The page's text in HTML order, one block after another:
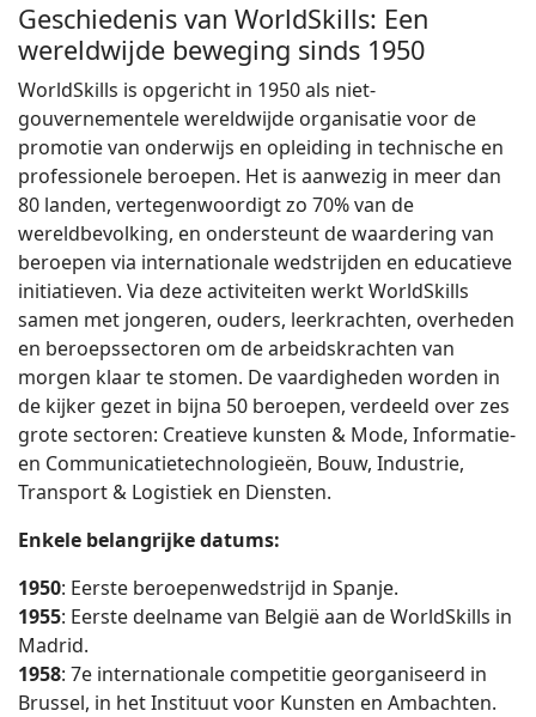
Geschiedenis van WorldSkills: Een
wereldwijde beweging sinds 1950
WorldSkills is opgericht in 1950 als niet-
gouvernementele wereldwijde organisatie voor de
promotie van onderwijs en opleiding in technische en
professionele beroepen. Het is aanwezig in meer dan
80 landen, vertegenwoordigt zo 70% van de
wereldbevolking, en ondersteunt de waardering van
beroepen via internationale wedstrijden en educatieve
initiatieven. Via deze activiteiten werkt WorldSkills
samen met jongeren, ouders, leerkrachten, overheden
en beroepssectoren om de arbeidskrachten van
morgen klaar te stomen. De vaardigheden worden in
de kijker gezet in bijna 50 beroepen, verdeeld over zes
grote sectoren: Creatieve kunsten & Mode, Informatie-
en Communicatietechnologieën, Bouw, Industrie,
Transport & Logistiek en Diensten.
Enkele belangrijke datums:
1950: Eerste beroepenwedstrijd in Spanje.
1955: Eerste deelname van België aan de WorldSkills in
Madrid.
1958: 7e internationale competitie georganiseerd in
Brussel, in het Instituut voor Kunsten en Ambachten.